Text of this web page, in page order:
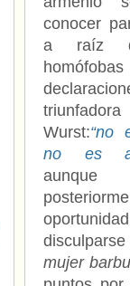
conocer
a raíz
homófobas
Wurst:“no
no es
aunque
mujer